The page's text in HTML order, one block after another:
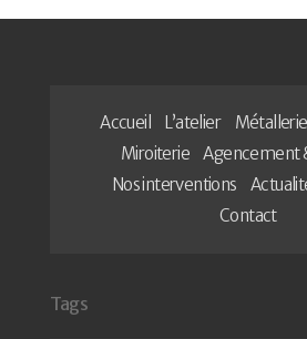
Accueil L’atelier
Miroiterie
Agencement
Nos interventions
Contact
Tags